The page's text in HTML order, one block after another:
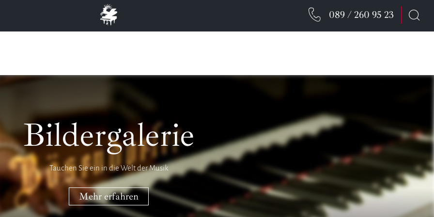
089 / 260 95 23
Bildergalerie
Tauchen Sie ein in die Welt der Musik
Mehr erfahren